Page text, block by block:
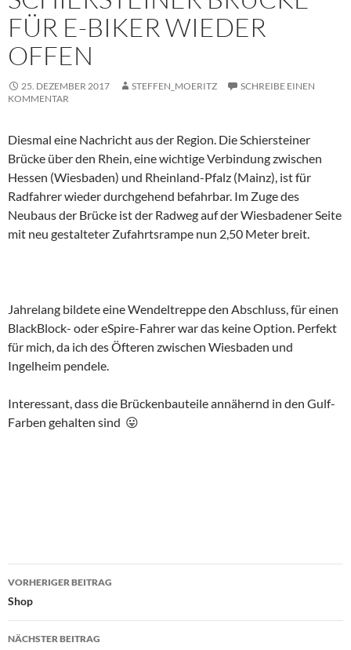
FÜR E-BIKER WIEDER
OFFEN
25. DEZEMBER 2017 STEFFEN_MOERITZ
SCHREIBE EINEN
KOMMENTAR
Diesmal eine Nachricht aus der Region. Die Schiersteiner
Brücke über den Rhein, eine wichtige Verbindung zwischen
Hessen (Wiesbaden) und Rheinland-Pfalz (Mainz), ist für
Radfahrer wieder durchgehend befahrbar. Im Zuge des
Neubaus der Brücke ist der Radweg auf der Wiesbadener Seite
mit neu gestalteter Zufahrtsrampe nun 2,50 Meter breit.
Jahrelang bildete eine Wendeltreppe den Abschluss, für einen
BlackBlock- oder eSpire-Fahrer war das keine Option. Perfekt
für mich, da ich des Öfteren zwischen Wiesbaden und
Ingelheim pendele.
Interessant, dass die Brückenbauteile annähernd in den Gulf-
Farben gehalten sind 😛
Beitragsnavigation
VORHERIGER BEITRAG
Shop
NÄCHSTER BEITRAG